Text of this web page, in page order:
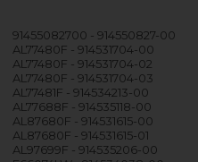
91455082700 - 914550827-00
AL77480F - 914531704-00
AL77480F - 914531704-02
AL77480F - 914531704-03
AL77481F - 914534213-00
AL77688F - 914535118-00
AL87680F - 914531615-00
AL87680F - 914531615-01
AL97699F - 914535206-00